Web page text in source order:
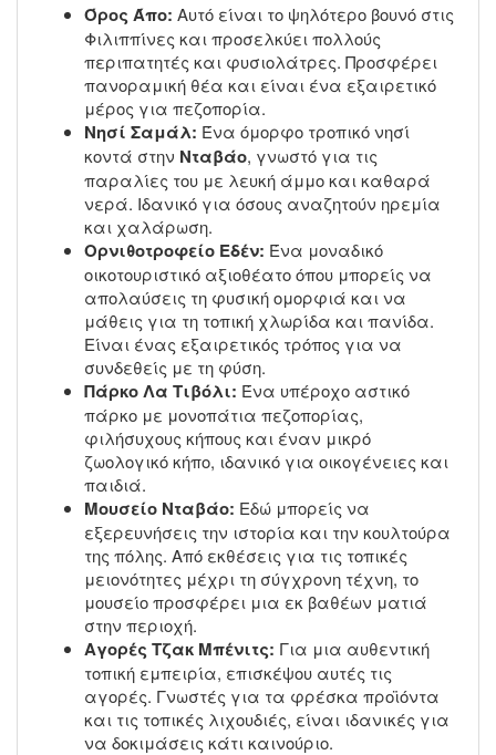
Όρος Άπο: Αυτό είναι το ψηλότερο βουνό στις
Φιλιππίνες και προσελκύει πολλούς
περιπατητές και φυσιολάτρες. Προσφέρει
πανοραμική θέα και είναι ένα εξαιρετικό
μέρος για πεζοπορία.
Νησί Σαμάλ: Ένα όμορφο τροπικό νησί
κοντά στην Νταβάο, γνωστό για τις
παραλίες του με λευκή άμμο και καθαρά
νερά. Ιδανικό για όσους αναζητούν ηρεμία
και χαλάρωση.
Ορνιθοτροφείο Εδέν: Ένα μοναδικό
οικοτουριστικό αξιοθέατο όπου μπορείς να
απολαύσεις τη φυσική ομορφιά και να
μάθεις για τη τοπική χλωρίδα και πανίδα.
Είναι ένας εξαιρετικός τρόπος για να
συνδεθείς με τη φύση.
Πάρκο Λα Τιβόλι: Ένα υπέροχο αστικό
πάρκο με μονοπάτια πεζοπορίας,
φιλήσυχους κήπους και έναν μικρό
ζωολογικό κήπο, ιδανικό για οικογένειες και
παιδιά.
Μουσείο Νταβάο: Εδώ μπορείς να
εξερευνήσεις την ιστορία και την κουλτούρα
της πόλης. Από εκθέσεις για τις τοπικές
μειονότητες μέχρι τη σύγχρονη τέχνη, το
μουσείο προσφέρει μια εκ βαθέων ματιά
στην περιοχή.
Αγορές Τζακ Μπένιτς: Για μια αυθεντική
τοπική εμπειρία, επισκέψου αυτές τις
αγορές. Γνωστές για τα φρέσκα προϊόντα
και τις τοπικές λιχουδιές, είναι ιδανικές για
να δοκιμάσεις κάτι καινούριο.